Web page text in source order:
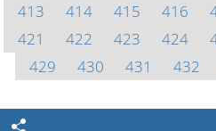
413
414 415 416
421
422 423 424
429
430 431 432